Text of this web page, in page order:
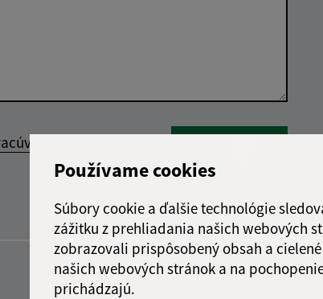
Používame cookies
Súbory cookie a ďalšie technológie
zážitku z prehliadania našich webových
zobrazovali prispôsobený obsah a
našich webových stránok a na
prichádzajú.
osobných
Google reCaptcha Response